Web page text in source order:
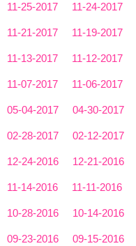
11-25-2017 11-24-2017
11-21-2017 11-19-2017
11-13-2017 11-12-2017
11-07-2017 11-06-2017
05-04-2017 04-30-2017
02-28-2017 02-12-2017
12-24-2016 12-21-2016
11-14-2016 11-11-2016
10-28-2016 10-14-2016
09-23-2016 09-15-2016